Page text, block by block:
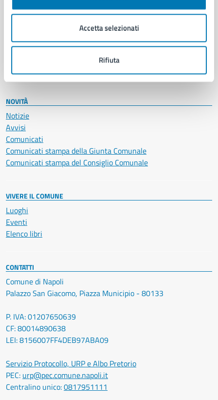
Accetta selezionati
Rifiuta
Educazione e formazione
Salute, benessere e assistenza
NOVITÀ
Notizie
Avvisi
Comunicati
Comunicati stampa della Giunta Comunale
Comunicati stampa del Consiglio Comunale
VIVERE IL COMUNE
Luoghi
Eventi
Elenco libri
CONTATTI
Comune di Napoli
Palazzo San Giacomo, Piazza Municipio - 80133
P. IVA: 01207650639
CF: 80014890638
LEI: 8156007FF4DEB97ABA09
Servizio Protocollo, URP e Albo Pretorio
PEC: urp@pec.comune.napoli.it
Centralino unico:0817951111